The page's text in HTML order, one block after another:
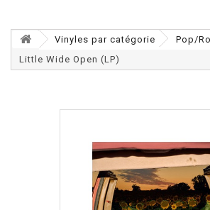
Vinyles par catégorie
Pop/
Little Wide Open (LP)